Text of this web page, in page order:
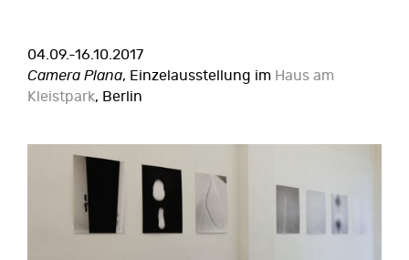
04.09.-16.10.2017
Camera Plana, Einzelausstellung im Haus am
Kleistpark, Berlin